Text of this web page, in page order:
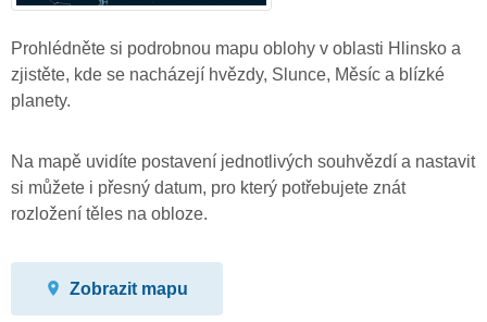
Prohlédněte si podrobnou mapu oblohy v oblasti Hlinsko a
zjistěte, kde se nacházejí hvězdy, Slunce, Měsíc a blízké
planety.
Na mapě uvidíte postavení jednotlivých souhvězdí a nastavit
si můžete i přesný datum, pro který potřebujete znát
rozložení těles na obloze.
Zobrazit mapu